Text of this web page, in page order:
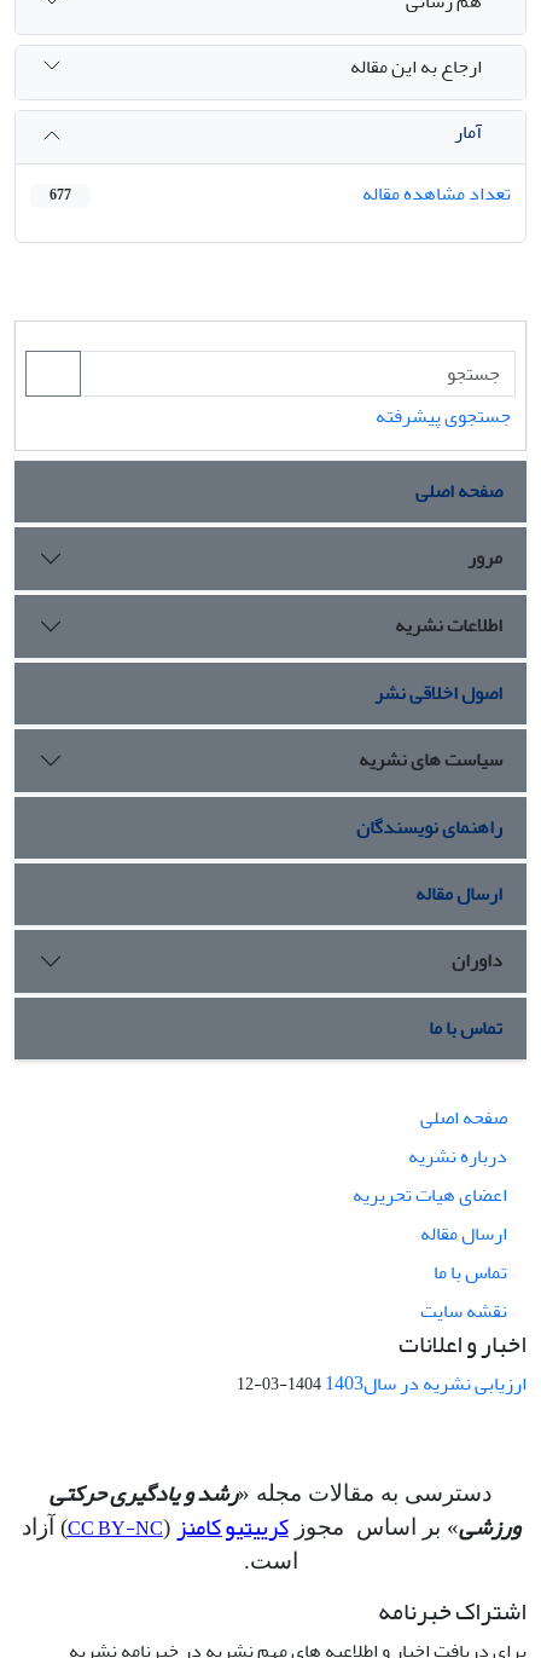
ارجاع به این مقاله
آمار
تعداد مشاهده مقاله
677
جستجوی پیشرفته
صفحه اصلی
مرور
اطلاعات نشریه
اصول اخلاقی نشر
سیاست های نشریه
راهنمای نویسندگان
ارسال مقاله
داوران
تماس با ما
صفحه اصلی
درباره نشریه
اعضای هیات تحریریه
ارسال مقاله
تماس با ما
نقشه سایت
اخبار و اعلانات
ارزیابی نشریه در سال1403 1404-03-12
دسترسی به مقالات مجله «رشد و یادگیری حرکتی
ورزشی» بر اساس مجوزکرییتیو کامنز (
CC BY-NC) آزاد
است.
اشتراک خبرنامه
برای دریافت اخبار و اطلاعیه های مهم نشریه در خبرنامه نشریه